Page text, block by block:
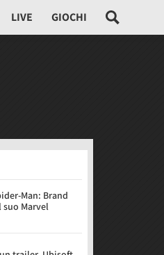
LIVE GIOCHI
Man: Brand
suo Marvel